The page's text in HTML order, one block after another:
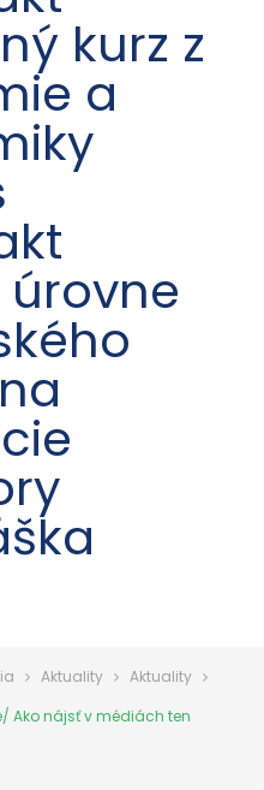
kurz z
a
úrovne
Aktuality
Aktuality
Ako nájsť v médiách ten